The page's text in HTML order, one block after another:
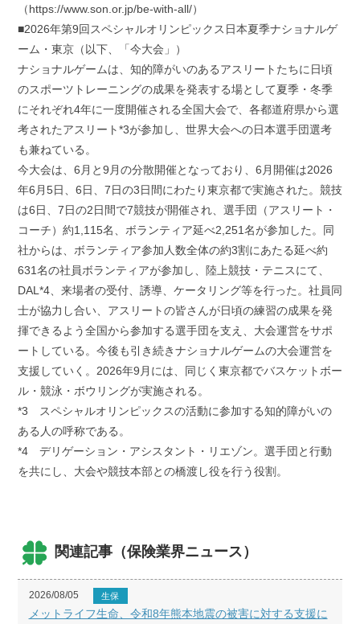
（https://www.son.or.jp/be-with-all/）
■2026年第9回スペシャルオリンピックス日本夏季ナショナルゲ
ーム・東京（以下、「今大会」）
ナショナルゲームは、知的障がいのあるアスリートたちに日頃
のスポーツトレーニングの成果を発表する場として夏季・冬季
にそれぞれ4年に一度開催される全国大会で、各都道府県から選
考されたアスリート*3が参加し、世界大会への日本選手団選考
も兼ねている。
今大会は、6月と9月の分散開催となっており、6月開催は2026
年6月5日、6日、7日の3日間にわたり東京都で実施された。競技
は6日、7日の2日間で7競技が開催され、選手団（アスリート・
コーチ）約1,115名、ボランティア延べ2,251名が参加した。同
社からは、ボランティア参加人数全体の約3割にあたる延べ約
631名の社員ボランティアが参加し、陸上競技・テニスにて、
DAL*4、来場者の受付、誘導、ケータリング等を行った。社員同
士が協力し合い、アスリートの皆さんが日頃の練習の成果を発
揮できるよう全国から参加する選手団を支え、大会運営をサポ
ートしている。今後も引き続きナショナルゲームの大会運営を
支援していく。2026年9月には、同じく東京都でバスケットボー
ル・競泳・ボウリングが実施される。
*3 スペシャルオリンピックスの活動に参加する知的障がいの
ある人の呼称である。
*4 デリゲーション・アシスタント・リエゾン。選手団と行動
を共にし、大会や競技本部との橋渡し役を行う役割。
関連記事（保険業界ニュース）
2026/08/05 生保
メットライフ生命、令和8年熊本地震の被害に対する支援に